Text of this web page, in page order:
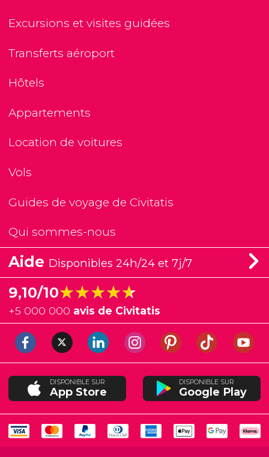
Excursions et visites guidées
Transferts aéroport
Hôtels
Appartements
Location de voitures
Vols
Guides de voyage de Civitatis
Qui sommes-nous
Aide Disponibles 24h/24 et 7j/7
9,10/10★★★★★
★★★★★
+5 000 000 avis de Civitatis
DISPONIBLE SUR
App Store
DISPONIBLE SUR
Google Play